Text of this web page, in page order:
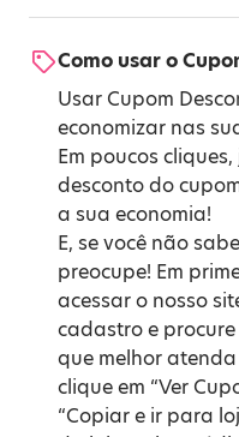
Como usar o
Usar Cupom
economizar nas
Em poucos
desconto do
a sua economia!
E, se você não
preocupe! Em
acessar o nosso
cadastro e
que melhor
clique em “Ver
“Copiar e ir para